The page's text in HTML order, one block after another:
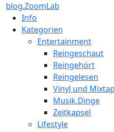
blog.ZoomLab
Info
Kategorien
Entertainment
Reingeschaut
Reingehört
Reingelesen
Vinyl und
Musik.Dinge
Zeitkapsel
Lifestyle